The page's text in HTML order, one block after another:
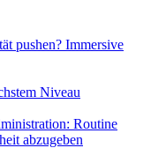
pushen? Immersive
Niveau
Routine
abzugeben